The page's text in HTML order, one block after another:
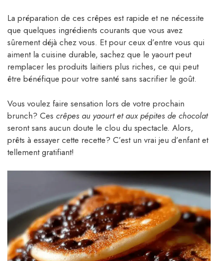
La préparation de ces crêpes est rapide et ne nécessite
que quelques ingrédients courants que vous avez
sûrement déjà chez vous. Et pour ceux d’entre vous qui
aiment la cuisine durable, sachez que le yaourt peut
remplacer les produits laitiers plus riches, ce qui peut
être bénéfique pour votre santé sans sacrifier le goût.
Vous voulez faire sensation lors de votre prochain
brunch? Ces crêpes au yaourt et aux pépites de chocolat
seront sans aucun doute le clou du spectacle. Alors,
prêts à essayer cette recette? C’est un vrai jeu d’enfant et
tellement gratifiant!